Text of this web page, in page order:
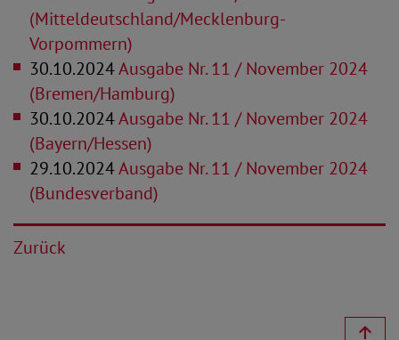
(Mitteldeutschland/Mecklenburg-
Vorpommern)
30.10.2024Ausgabe Nr. 11 / November 2024
(Bremen/Hamburg)
30.10.2024Ausgabe Nr. 11 / November 2024
(Bayern/Hessen)
29.10.2024Ausgabe Nr. 11 / November 2024
(Bundesverband)
Zurück